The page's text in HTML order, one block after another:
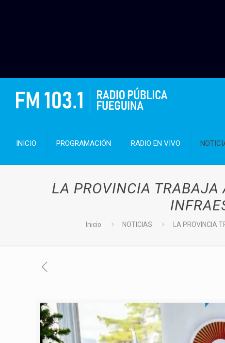
INICIO PROGRAMACIÓN RADIO EN VIVO
LA PROVINCIA TRABAJA
Inicio NOTICIAS LA PROVINCIA